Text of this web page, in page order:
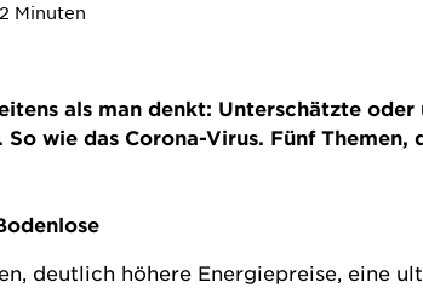
Minuten
als man denkt: Unterschätzte
wie das Corona-Virus. Fünf
deutlich höhere Energiepreise, eine